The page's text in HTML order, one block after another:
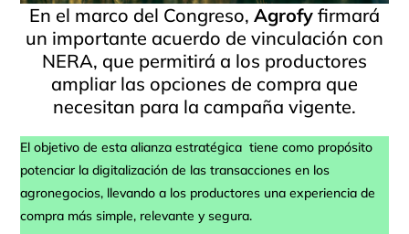
En el marco del Congreso, Agrofy firmará
un importante acuerdo de vinculación con
NERA, que permitirá a los productores
ampliar las opciones de compra que
necesitan para la campaña vigente.
El objetivo de esta alianza estratégica tiene como propósito
potenciar la digitalización de las transacciones en los
agronegocios, llevando a los productores una experiencia de
compra más simple, relevante y segura.